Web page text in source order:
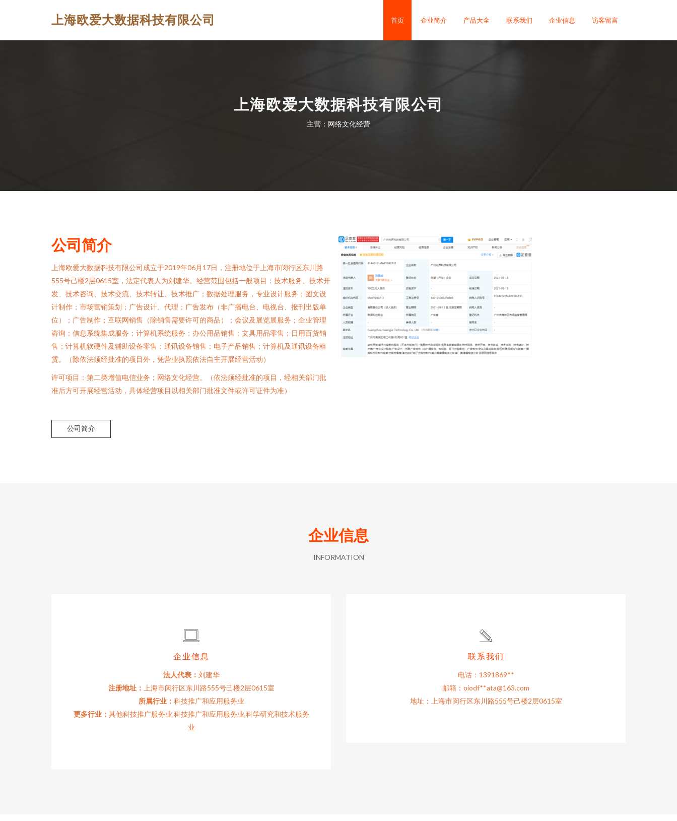
上海欧爱大数据科技有限公司 首页 企业简介 产品大全 联系我们 企业信息 访客留言
上海欧爱大数据科技有限公司
主营：网络文化经营
公司简介
上海欧爱大数据科技有限公司成立于2019年06月17日，注册地位于上海市闵行区东川路
555号己楼2层0615室，法定代表人为刘建华。经营范围包括一般项目：技术服务、技术开
发、技术咨询、技术交流、技术转让、技术推广；数据处理服务，专业设计服务；图文设
计制作；市场营销策划；广告设计、代理；广告发布（非广播电台、电视台、报刊出版单
位）；广告制作；互联网销售（除销售需要许可的商品）；会议及展览展服务；企业管理
咨询；信息系统集成服务；计算机系统服务；办公用品销售；文具用品零售；日用百货销
售；计算机软硬件及辅助设备零售；通讯设备销售；电子产品销售；计算机及通讯设备租
赁。（除依法须经批准的项目外，凭营业执照依法自主开展经营活动）
许可项目：第二类增值电信业务；网络文化经营。（依法须经批准的项目，经相关部门批
准后方可开展经营活动，具体经营项目以相关部门批准文件或许可证件为准）
公司简介
企业信息
INFORMATION
企业信息
法人代表： 刘建华
注册地址：
上海市闵行区东川路555号己楼2层0615室
所属行业： 科技推广和应用服务业
更多行业： 其他科技推广服务业,科技推广和应用服务业,科学研究和技术服务
业
联系我们
电话：1391869**
邮箱：oiodf**ata@163.com
地址：上海市闵行区东川路555号己楼2层0615室